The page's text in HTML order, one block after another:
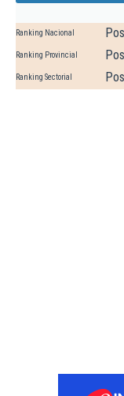
Ranking Nacional
Ranking Provincial
Ranking Sectorial